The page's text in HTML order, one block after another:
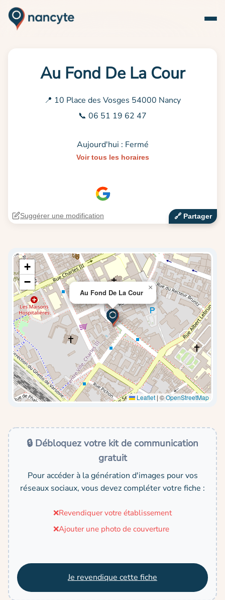
Au Fond De La Cour
📍 10 Place des Vosges 54000 Nancy
📞 06 51 19 62 47
Aujourd'hui : Fermé
Voir tous les horaires
🔗‍️ Partager
Suggérer une modification
Au Fond De La Cour
×
+
−
Leaflet | ©OpenStreetMap
🔒 Débloquez votre kit de communication
gratuit
Pour accéder à la génération d'images pour vos
réseaux sociaux, vous devez compléter votre fiche :
❌Revendiquer votre établissement
❌Ajouter une photo de couverture
Je revendique cette fiche